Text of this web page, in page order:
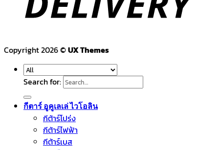
Copyright 2026 ©UX Themes
Search for:
กีตาร์ อูคูเลเล่ ไวโอลิน
กีต้าร์โปร่ง
กีต้าร์ไฟฟ้า
กีต้าร์เบส